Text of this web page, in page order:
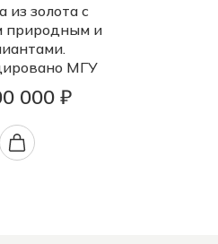
из золота с
природным и
МГУ
000 ₽